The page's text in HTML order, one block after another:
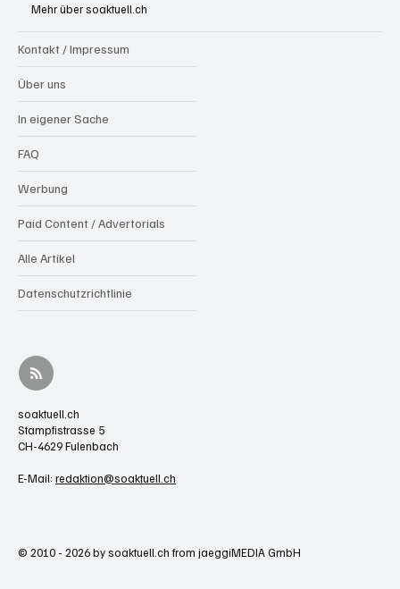
Mehr über soaktuell.ch
Kontakt / Impressum
Über uns
In eigener Sache
FAQ
Werbung
Paid Content / Advertorials
Alle Artikel
Datenschutzrichtlinie
soaktuell.ch
Stampfistrasse 5
CH-4629 Fulenbach
E-Mail: redaktion@soaktuell.ch
© 2010 - 2026 by soaktuell.ch from jaeggiMEDIA GmbH